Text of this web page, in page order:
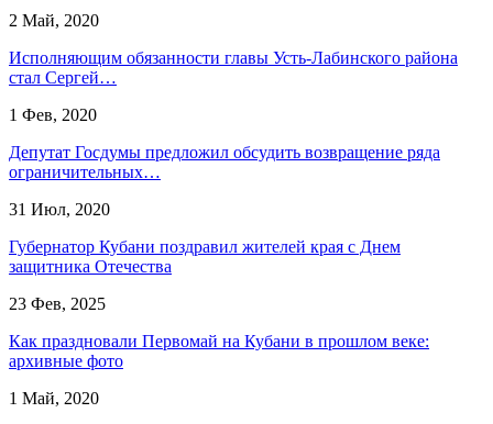
2 Май, 2020
Исполняющим обязанности главы Усть-Лабинского района
стал Сергей…
1 Фев, 2020
Депутат Госдумы предложил обсудить возвращение ряда
ограничительных…
31 Июл, 2020
Губернатор Кубани поздравил жителей края с Днем
защитника Отечества
23 Фев, 2025
Как праздновали Первомай на Кубани в прошлом веке:
архивные фото
1 Май, 2020